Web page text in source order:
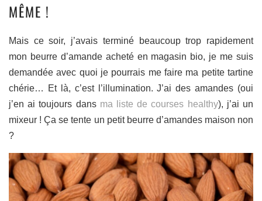
MÊME !
Mais ce soir, j’avais terminé beaucoup trop rapidement
mon beurre d’amande acheté en magasin bio, je me suis
demandée avec quoi je pourrais me faire ma petite tartine
chérie… Et là, c’est l’illumination. J’ai des amandes (oui
j’en ai toujours dans ma liste de courses healthy), j’ai un
mixeur ! Ça se tente un petit beurre d’amandes maison non
?